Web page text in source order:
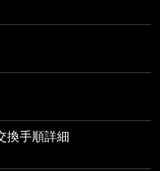
換手順詳細